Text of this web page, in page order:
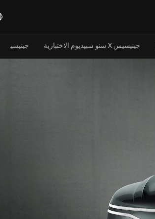
جينيسيس X سنو سبيديوم الاختبارية جينيسيس X غران بيرلينيتا الاختبارية